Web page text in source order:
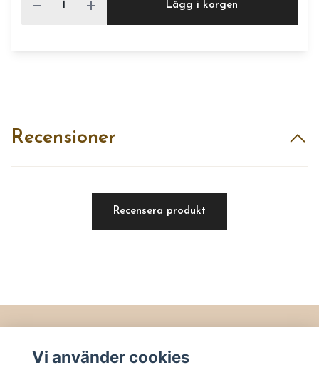
Lägg i korgen
Recensioner
Recensera produkt
Köpvillkor
Vi använder cookies